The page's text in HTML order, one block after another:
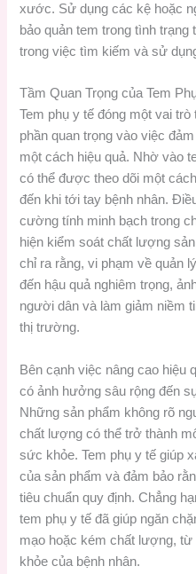
xước. Sử dụng các kệ hoặc
bảo quản tem trong tình
trong việc tìm kiếm và sử
Tầm Quan Trọng của Tem
Tem phụ y tế đóng một vai
phần quan trọng vào việc
một cách hiệu quả. Nhờ vào
có thể được theo dõi một
đến khi tới tay bệnh nhân.
cường tính minh bạch trong
hiện kiểm soát chất lượng
chỉ ra rằng, vi phạm về quản
đến hậu quả nghiêm trọng,
người dân và làm giảm niềm
thị trường.
Bên cạnh việc nâng cao hiệu
có ảnh hưởng sâu rộng đến
Những sản phẩm không rõ
chất lượng có thể trở thành
sức khỏe. Tem phụ y tế giúp
của sản phẩm và đảm bảo
tiêu chuẩn quy định. Chẳng
tem phụ y tế đã giúp ngăn
mạo hoặc kém chất lượng,
khỏe của bệnh nhân.